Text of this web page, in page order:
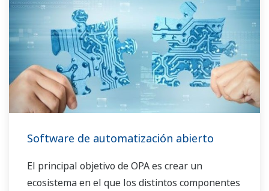
Software de automatización abierto
El principal objetivo de OPA es crear un
ecosistema en el que los distintos componentes